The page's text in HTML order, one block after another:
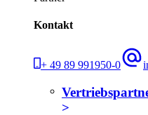
Kontakt
+ 49 89 991950-0